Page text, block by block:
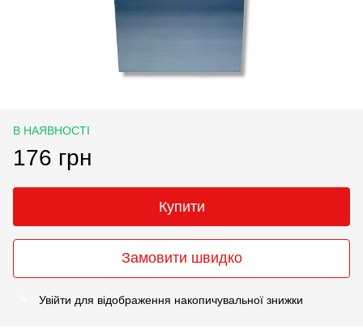
В НАЯВНОСТІ
176 грн
Купити
Замовити швидко
Увійти для відображення накопичувальної знижки